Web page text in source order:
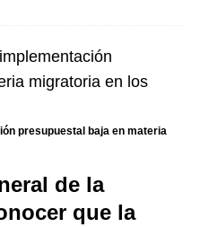
presupuestal baja en materia
de la
que la